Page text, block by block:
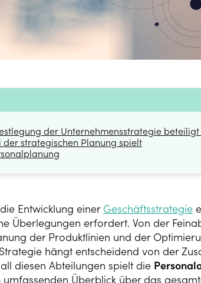
der Unternehmensstrategie
strategischen Planung spielt
Entwicklung einer Geschäftsstrategie
Überlegungen erfordert. Von der
der Produktlinien und der
hängt entscheidend von der
diesen Abteilungen spielt die
Überblick über das